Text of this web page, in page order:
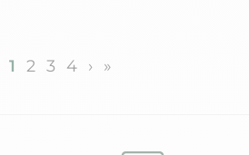
1 2 3 4 › »